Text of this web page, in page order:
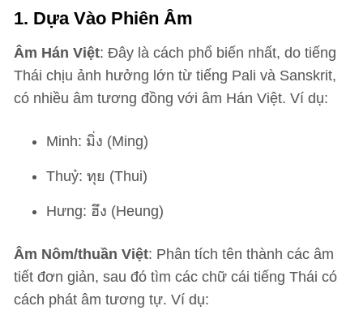
1. Dựa Vào Phiên Âm
Âm Hán Việt: Đây là cách phổ biến nhất, do tiếng
Thái chịu ảnh hưởng lớn từ tiếng Pali và Sanskrit,
có nhiều âm tương đồng với âm Hán Việt. Ví dụ:
Minh: มิ่ง (Ming)
Thuỷ: ทุย (Thui)
Hưng: ฮึง (Heung)
Âm Nôm/thuần Việt: Phân tích tên thành các âm
tiết đơn giản, sau đó tìm các chữ cái tiếng Thái có
cách phát âm tương tự. Ví dụ: